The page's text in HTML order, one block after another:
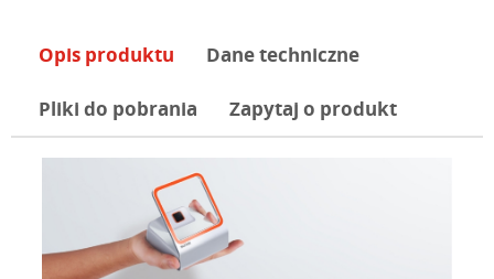
Opis produktu Dane techniczne
Pliki do pobrania Zapytaj o produkt